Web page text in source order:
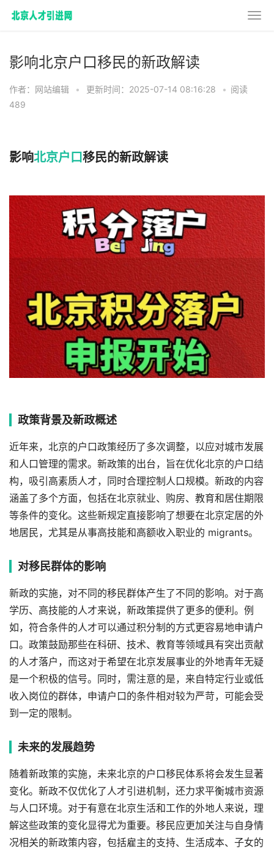
影响北京户口移民的新政解读
作者：网站编辑 • 更新时间：2025-07-14 08:16:28 • 阅读
489
影响北京户口移民的新政解读
政策背景及新政概述
近年来，北京的户口政策经历了多次调整，以应对城市发展
和人口管理的需求。新政策的出台，旨在优化北京的户口结
构，吸引高素质人才，同时合理控制人口规模。新政的内容
涵盖了多个方面，包括在北京就业、购房、教育和居住期限
等条件的变化。这些新规定直接影响了想要在北京定居的外
地居民，尤其是从事高技能和高额收入职业的 migrants。
对移民群体的影响
新政的实施，对不同的移民群体产生了不同的影响。对于高
学历、高技能的人才来说，新政策提供了更多的便利。例
如，符合条件的人才可以通过积分制的方式更容易地申请户
口。政策鼓励那些在科研、技术、教育等领域具有突出贡献
的人才落户，而这对于希望在北京发展事业的外地青年无疑
是一个积极的信号。同时，需注意的是，来自特定行业或低
收入岗位的群体，申请户口的条件相对较为严苛，可能会受
到一定的限制。
未来的发展趋势
随着新政策的实施，未来北京的户口移民体系将会发生显著
变化。新政不仅优化了人才引进机制，还力求平衡城市资源
与人口环境。对于有意在北京生活和工作的外地人来说，理
解这些政策的变化显得尤为重要。移民应更加关注与自身情
况相关的新政策内容，包括雇主的支持、生活成本、子女的